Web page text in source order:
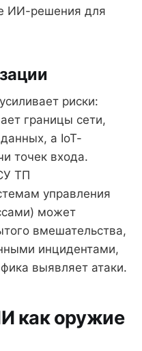
ИИ-решения для
риски:
границы сети,
а IoT-
точек входа.
ТП
управления
может
вмешательства,
инцидентами,
выявляет атаки.
как оружие